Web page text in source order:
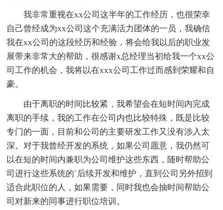
我非常重视在xx公司这半年的工作经历，也很荣幸
自己曾经成为xx公司这个充满活力团体的一员，我确信
我在xx公司的这段经历和经验，将会给我以后的职业发
展带来非常大的帮助，很感谢x总经理当初给我一个xx公
司工作的机会，我将以在xxx公司工作过而感到荣耀和自
豪。
由于离职的时间比较紧，我希望会在短时间内完成
离职的手续，我的工作在公司内也比较特殊，既是比较
专门的一面，目前和公司的主要研发工作又没有涉入太
深。对于我曾经开发的系统，如果公司愿意，我仍然可
以在短的时间内兼职为公司维护这些东西，随时帮助公
司进行这些系统的`后续开发和维护，直到公司另外招到
适合此职位的人，如果需要，同时我也会抽时间帮助公
司对新来的同事进行职位培训。